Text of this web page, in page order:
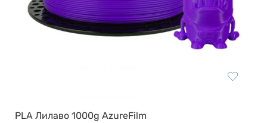
PLA Лилаво 1000g AzureFilm